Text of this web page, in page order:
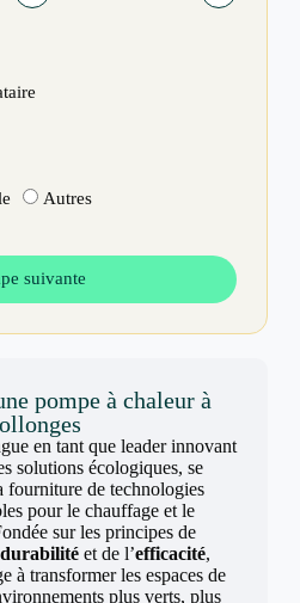
Autres
suivante
pompe à chaleur à
en tant que leader innovant
solutions écologiques, se
fourniture de technologies
pour le chauffage et le
sur les principes de
durabilité et de l’efficacité,
à transformer les espaces de
plus verts, plus